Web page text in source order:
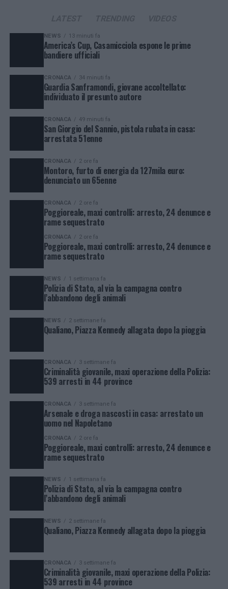
NEWS 13 minuti fa
America’s Cup, Casamicciola espone le prime
bandiere ufficiali
CRONACA 34 minuti fa
Guardia Sanframondi, giovane accoltellato:
individuato il presunto autore
CRONACA 49 minuti fa
San Giorgio del Sannio, pistola rubata in casa:
arrestata 51enne
CRONACA 2 ore fa
Montoro, furto di energia da 127mila euro:
denunciato un 65enne
CRONACA 2 ore fa
Poggioreale, maxi controlli: arresto, 24 denunce e
rame sequestrato
CRONACA 2 ore fa
Poggioreale, maxi controlli: arresto, 24 denunce e
rame sequestrato
NEWS 1 settimana fa
Polizia di Stato, al via la campagna contro
l’abbandono degli animali
NEWS 2 settimane fa
Qualiano, Piazza Kennedy allagata dopo la pioggia
CRONACA 3 settimane fa
Criminalità giovanile, maxi operazione della Polizia:
539 arresti in 44 province
CRONACA 3 settimane fa
Arsenale e droga nascosti in casa: arrestato un
uomo nel Napoletano
CRONACA 2 ore fa
Poggioreale, maxi controlli: arresto, 24 denunce e
rame sequestrato
NEWS 1 settimana fa
Polizia di Stato, al via la campagna contro
l’abbandono degli animali
NEWS 2 settimane fa
Qualiano, Piazza Kennedy allagata dopo la pioggia
CRONACA 3 settimane fa
Criminalità giovanile, maxi operazione della Polizia:
539 arresti in 44 province